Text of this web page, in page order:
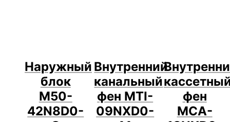
Наружный
блок
M50-
42N8D0-
Внутренний
канальный
фен MTI-
09NXD0-
фен
MCA-